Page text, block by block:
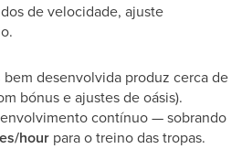
de velocidade, ajuste
bem desenvolvida produz cerca de
bónus e ajustes de oásis).
contínuo — sobrando
hour para o treino das tropas.